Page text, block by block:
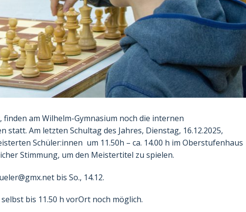
finden am Wilhelm-Gymnasium noch die internen
statt. Am letzten Schultag des Jahres, Dienstag, 16.12.2025,
Schüler:innen um 11.50h – ca. 14.00 h im Oberstufenhaus
Stimmung, um den Meistertitel zu spielen.
bis So., 14.12.
bis 11.50 h vorOrt noch möglich.